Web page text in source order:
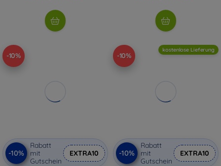
-10%
-10%
Rabatt
mit
Gutschein
EXTRA10
-10%
kostenlose Lieferung
-10%
Rabatt
mit
Gutschein
EXTRA10